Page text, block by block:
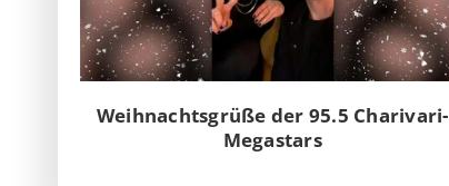
Weihnachtsgrüße der 95.5 Charivari-
Megastars